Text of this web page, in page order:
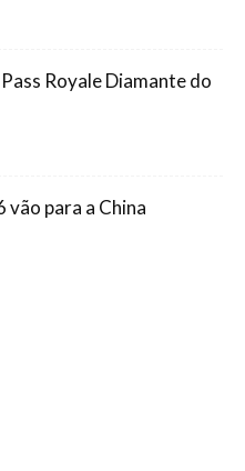
Royale Diamante do
vão para a China